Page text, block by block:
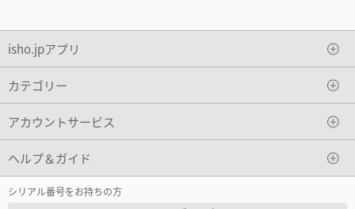
isho.jpアプリ
カテゴリー
アカウントサービス
ヘルプ＆ガイド
シリアル番号をお持ちの方